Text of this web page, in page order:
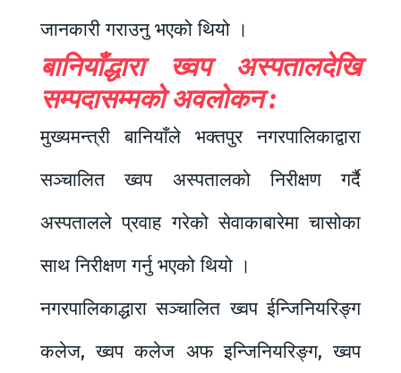
जानकारी गराउनु भएको थियो ।
बानियाँद्धारा ख्वप अस्पतालदेखि
सम्पदासम्मको अवलोकन :
मुख्यमन्त्री बानियाँले भक्तपुर नगरपालिकाद्वारा
सञ्चालित ख्वप अस्पतालको निरीक्षण गर्दै
अस्पतालले प्रवाह गरेको सेवाकाबारेमा चासोका
साथ निरीक्षण गर्नु भएको थियो ।
नगरपालिकाद्धारा सञ्चालित ख्वप ईन्जिनियरिङ्ग
कलेज, ख्वप कलेज अफ इन्जिनियरिङ्ग, ख्वप